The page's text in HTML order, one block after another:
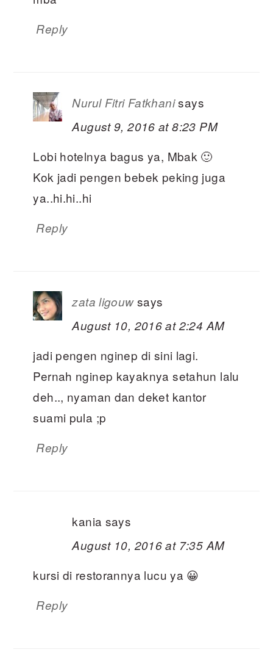
Reply
Nurul Fitri Fatkhani says
August 9, 2016 at 8:23 PM
Lobi hotelnya bagus ya, Mbak 🙂
Kok jadi pengen bebek peking juga
ya..hi.hi..hi
Reply
zata ligouw says
August 10, 2016 at 2:24 AM
jadi pengen nginep di sini lagi.
Pernah nginep kayaknya setahun lalu
deh.., nyaman dan deket kantor
suami pula ;p
Reply
kania says
August 10, 2016 at 7:35 AM
kursi di restorannya lucu ya 😀
Reply